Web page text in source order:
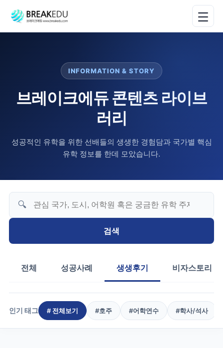
INFORMATION & STORY
브레이크에듀 콘텐츠 라이브
러리
성공적인 유학을 위한 선배들의 생생한 경험담과 국가별 핵심
유학 정보를 한데 모았습니다.
🔍
검색
전체 성공사례 생생후기 비자스토리
인기 태그 # 전체보기 #호주 #어학연수 #학사/석사